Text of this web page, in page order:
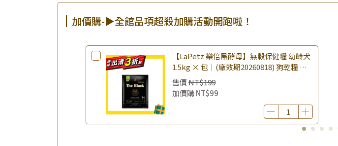
加價購-▶全館品項超殺加購活動開跑啦！
【LaPetz 樂倍黑酵母】無榖保健糧 幼齡犬
1.5kg × 包｜(廠效期20260818) 狗乾糧 狗
飼料 幼犬飼料 無穀配方｜即期品
售價NT$199
加價購NT$99